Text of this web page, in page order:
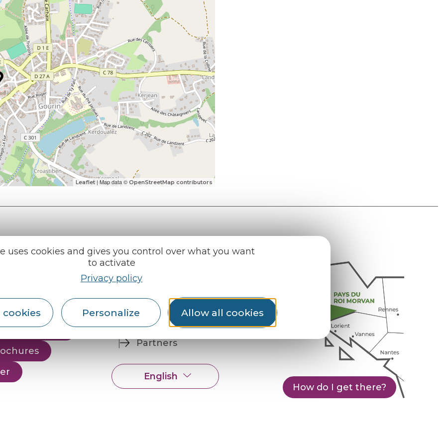
uses cookies and gives you control over what you want
to activate
Privacy policy
Personalize Allow all cookies
Leaflet| Map data © OpenStreetMap contributors
info
areas
Find us on :
Espace pro
Partners
English
Français
How do I get there?